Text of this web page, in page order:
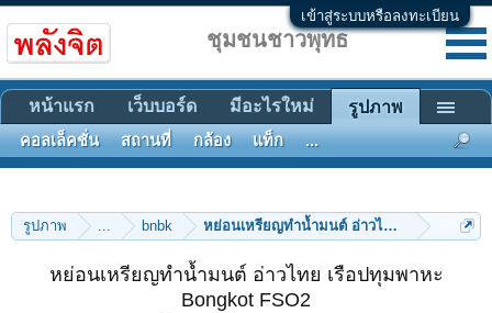
เข้าสู่ระบบหรือลงทะเบียน
รูปภาพ ... bnbk
หย่อนเหรียญทำน้ำมนต์ อ่าวไทย เรือปทุมพาหะ
Bongkot FSO2
ชุมชนชาวพุทธ
หน้าแรก เว็บบอร์ด มีอะไรใหม่ รูปภาพ
คอลเล็คชั่น สถานที่ กล้อง แท็ก ...